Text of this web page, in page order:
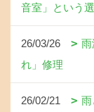
音室」という
26/03/26
雨
れ」修理
26/02/21 雨